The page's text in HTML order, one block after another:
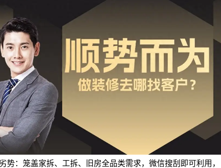
势：笼盖家拆、工拆、旧房全品类需求，微信搜刮即可利用，